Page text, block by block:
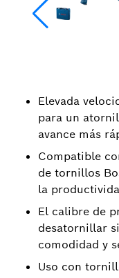
Elevada
para un
avance más
Compatible
de tornillos
la
El calibre de
desatornillar
comodidad y
Uso con